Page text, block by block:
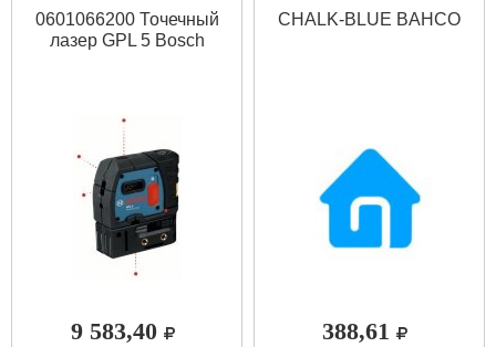
0601066200 Точечный
лазер GPL 5 Bosch
9 583,40
CHALK-BLUE BAHCO
388,61